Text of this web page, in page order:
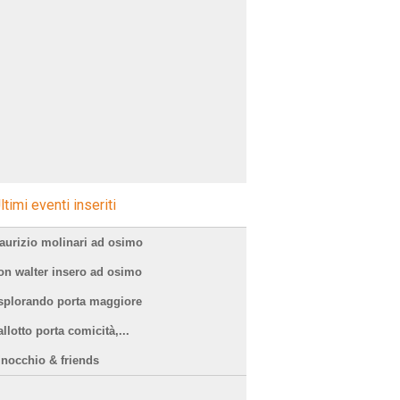
eventi inseriti
molinari ad osimo
walter insero ad osimo
porta maggiore
porta comicità,...
& friends